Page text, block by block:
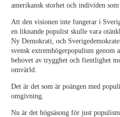
amerikansk storhet och individen
Att den visionen inte fungerar i
en liknande populist skulle vara
Ny Demokrati, och
svensk extremhögerpopulism genom
behovet av trygghet och fientlighet
omvärld.
Det är det som är poängen med
omgivning.
Nu är det högsäsong för just